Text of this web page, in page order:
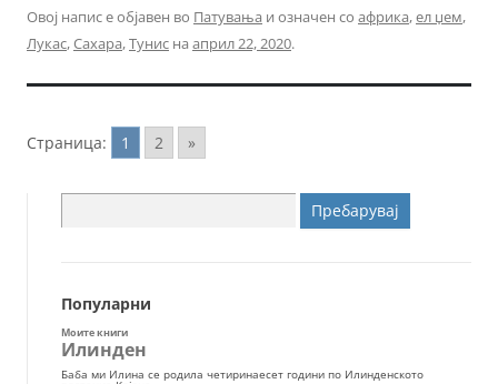
Овој напис е објавен во Патувања и означен со африка,ел џем,
Лукас,Сахара,Тунис на април 22, 2020.
Страница: 1 2 »
за:
Популарни